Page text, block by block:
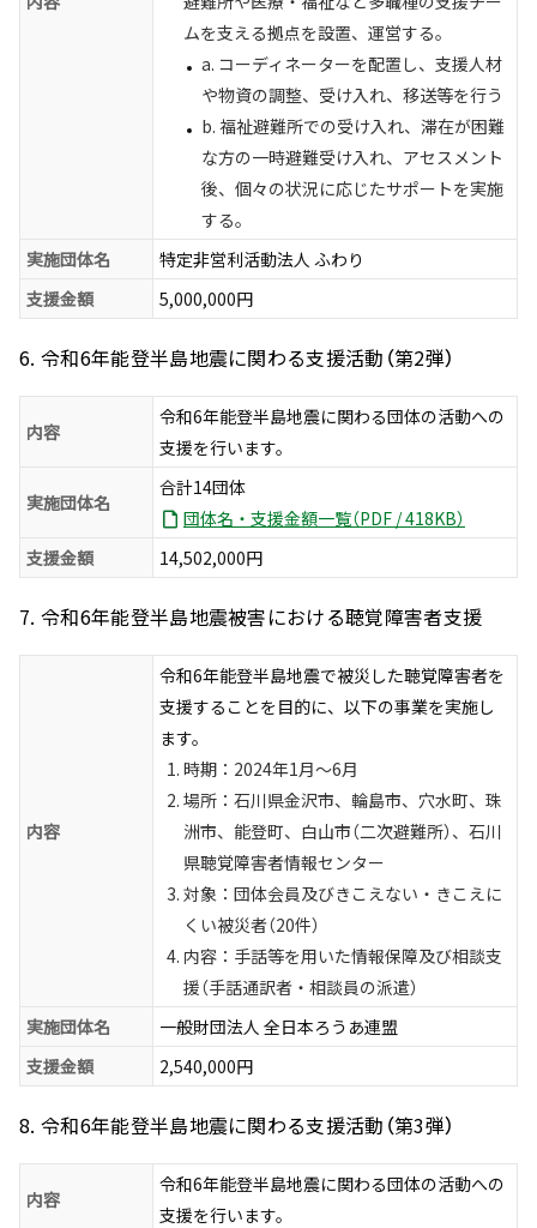
ムを支える拠点を設置、運営する。
a. コーディネーターを配置し、支援人材
や物資の調整、受け入れ、移送等を行う
b. 福祉避難所での受け入れ、滞在が困難
な方の一時避難受け入れ、アセスメント
後、個々の状況に応じたサポートを実施
する。
実施団体名
特定非営利活動法人 ふわり
支援金額
5,000,000円
6. 令和6年能登半島地震に関わる支援活動（第2弾）
内容
令和6年能登半島地震に関わる団体の活動への
支援を行います。
実施団体名
合計14団体
団体名・支援金額一覧（PDF / 418KB）
支援金額
14,502,000円
7. 令和6年能登半島地震被害における聴覚障害者支援
内容
令和6年能登半島地震で被災した聴覚障害者を
支援することを目的に、以下の事業を実施し
ます。
時期：2024年1月～6月
場所：石川県金沢市、輪島市、穴水町、珠
洲市、能登町、白山市（二次避難所）、石川
県聴覚障害者情報センター
対象：団体会員及びきこえない・きこえに
くい被災者（20件）
内容：手話等を用いた情報保障及び相談支
援（手話通訳者・相談員の派遣）
実施団体名
一般財団法人 全日本ろうあ連盟
支援金額
2,540,000円
8. 令和6年能登半島地震に関わる支援活動（第3弾）
内容
令和6年能登半島地震に関わる団体の活動への
支援を行います。